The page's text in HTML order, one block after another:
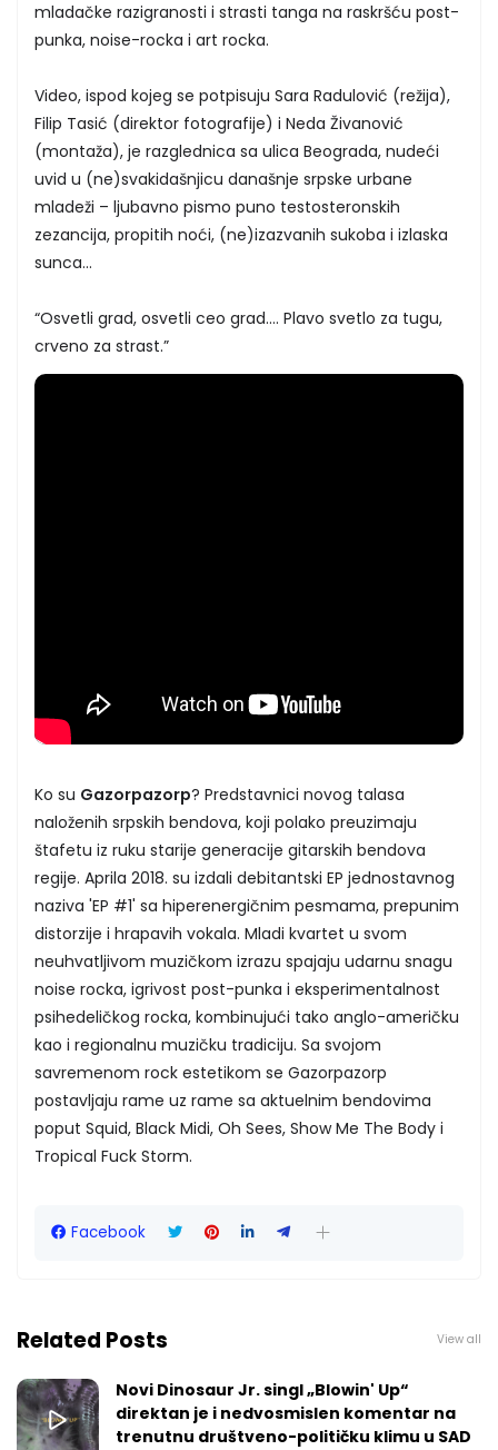
mladačke razigranosti i strasti tanga na raskršću post-
punka, noise-rocka i art rocka.
Video, ispod kojeg se potpisuju Sara Radulović (režija),
Filip Tasić (direktor fotografije) i Neda Živanović
(montaža), je razglednica sa ulica Beograda, nudeći
uvid u (ne)svakidašnjicu današnje srpske urbane
mladeži – ljubavno pismo puno testosteronskih
zezancija, propitih noći, (ne)izazvanih sukoba i izlaska
sunca…
“Osvetli grad, osvetli ceo grad.... Plavo svetlo za tugu,
crveno za strast.”
Ko su Gazorpazorp? Predstavnici novog talasa
naloženih srpskih bendova, koji polako preuzimaju
štafetu iz ruku starije generacije gitarskih bendova
regije. Aprila 2018. su izdali debitantski EP jednostavnog
naziva 'EP #1' sa hiperenergičnim pesmama, prepunim
distorzije i hrapavih vokala. Mladi kvartet u svom
neuhvatljivom muzičkom izrazu spajaju udarnu snagu
noise rocka, igrivost post-punka i eksperimentalnost
psihedeličkog rocka, kombinujući tako anglo-američku
kao i regionalnu muzičku tradiciju. Sa svojom
savremenom rock estetikom se Gazorpazorp
postavljaju rame uz rame sa aktuelnim bendovima
poput Squid, Black Midi, Oh Sees, Show Me The Body i
Tropical Fuck Storm.
Facebook
Related Posts View all
Novi Dinosaur Jr. singl „Blowin' Up“
direktan je i nedvosmislen komentar na
trenutnu društveno-političku klimu u SAD